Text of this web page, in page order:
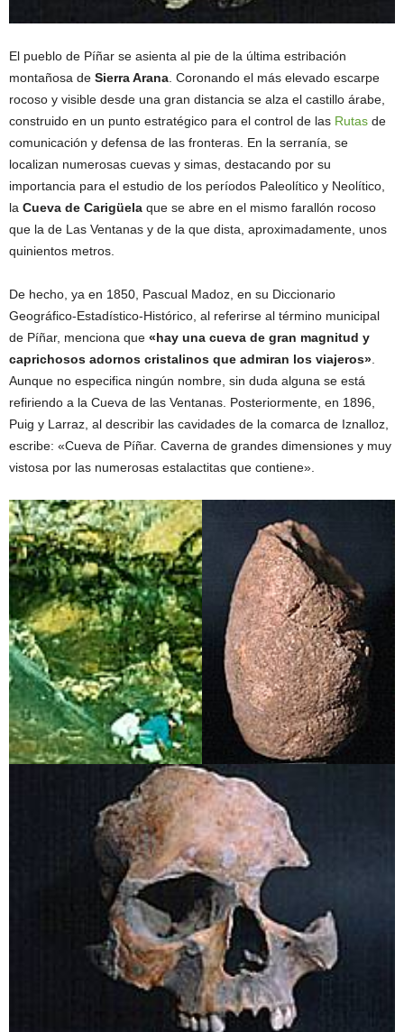
El pueblo de Píñar se asienta al pie de la última estribación
montañosa de Sierra Arana. Coronando el más elevado escarpe
rocoso y visible desde una gran distancia se alza el castillo árabe,
construido en un punto estratégico para el control de las Rutas de
comunicación y defensa de las fronteras. En la serranía, se
localizan numerosas cuevas y simas, destacando por su
importancia para el estudio de los períodos Paleolítico y Neolítico,
la Cueva de Carigüela que se abre en el mismo farallón rocoso
que la de Las Ventanas y de la que dista, aproximadamente, unos
quinientos metros.
De hecho, ya en 1850, Pascual Madoz, en su Diccionario
Geográfico-Estadístico-Histórico, al referirse al término municipal
de Píñar, menciona que «hay una cueva de gran magnitud y
caprichosos adornos cristalinos que admiran los viajeros».
Aunque no especifica ningún nombre, sin duda alguna se está
refiriendo a la Cueva de las Ventanas. Posteriormente, en 1896,
Puig y Larraz, al describir las cavidades de la comarca de Iznalloz,
escribe: «Cueva de Píñar. Caverna de grandes dimensiones y muy
vistosa por las numerosas estalactitas que contiene».